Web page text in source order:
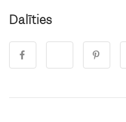
Dalīties